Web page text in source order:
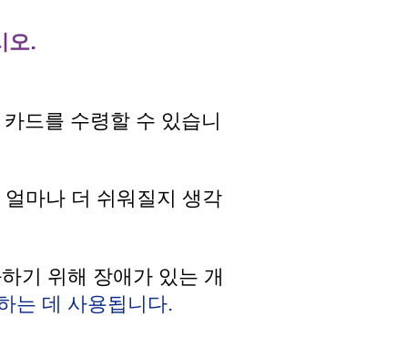
오.
드를 수령할 수 있습니
마나 더 쉬워질지 생각
기 위해 장애가 있는 개
는 데 사용됩니다.